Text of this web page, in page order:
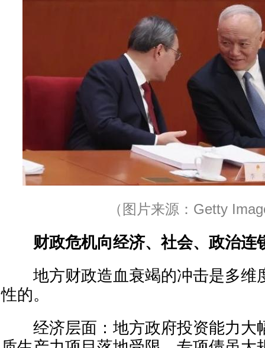
（图片来源：Getty
财政危机向经济、社会、政治连
地方财政造血衰竭的冲击是多维
性的。
经济层面：地方政府投资能力大